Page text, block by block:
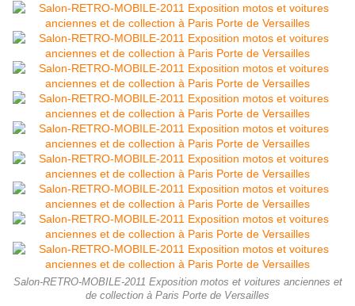
Salon-RETRO-MOBILE-2011 Exposition motos et voitures anciennes et
de collection à Paris Porte de Versailles